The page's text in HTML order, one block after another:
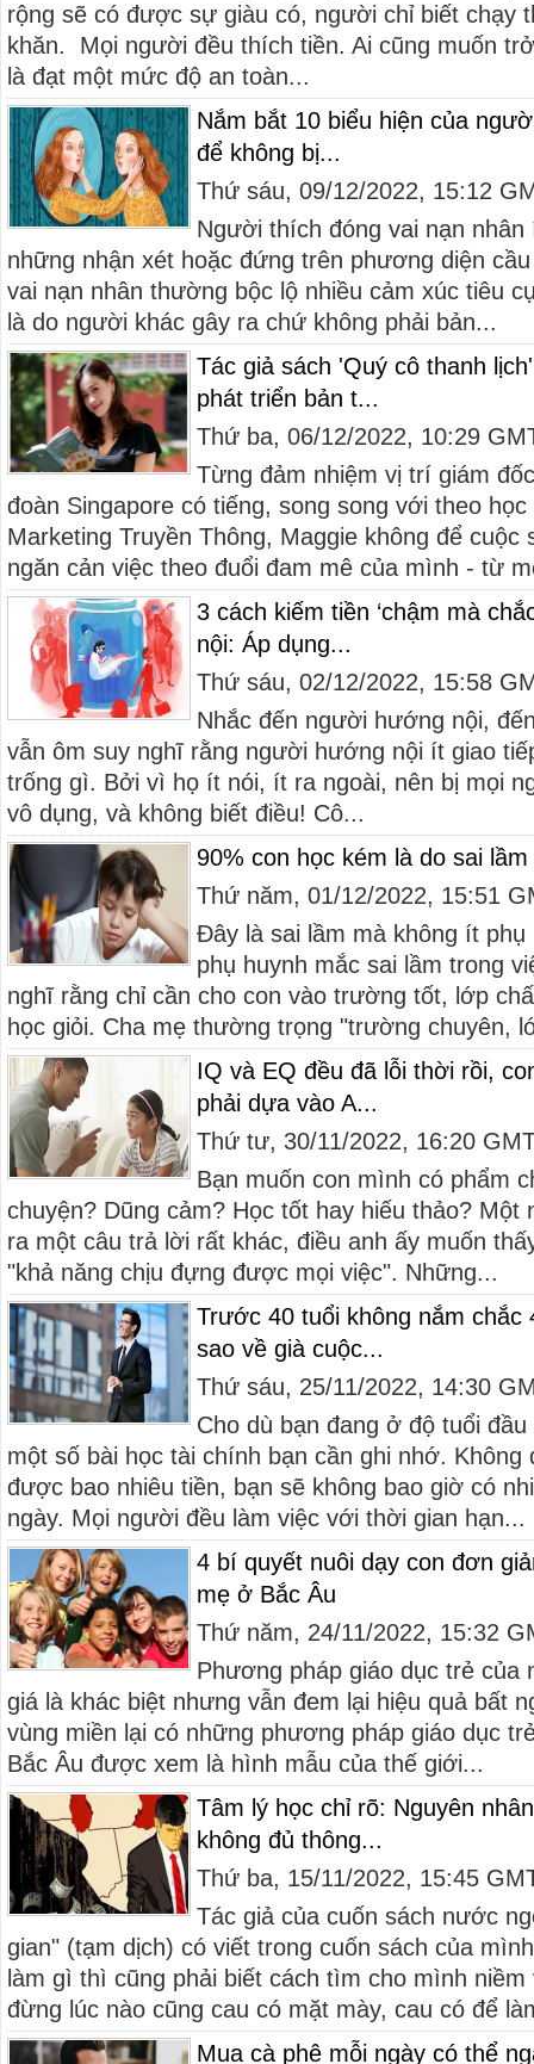
rộng sẽ có được sự giàu có, người chỉ biết chạy
khăn. Mọi người đều thích tiền. Ai cũng muốn
là đạt một mức độ an toàn...
Nắm bắt 10 biểu hiện của
để không bị...
Thứ sáu, 09/12/2022, 15:12
Người thích đóng vai nạn
những nhận xét hoặc đứng trên phương diện
vai nạn nhân thường bộc lộ nhiều cảm xúc tiêu
là do người khác gây ra chứ không phải bản...
Tác giả sách 'Quý cô thanh
phát triển bản t...
Thứ ba, 06/12/2022, 10:29
Từng đảm nhiệm vị trí giám
đoàn Singapore có tiếng, song song với theo
Marketing Truyền Thông, Maggie không để cuộc
ngăn cản việc theo đuổi đam mê của mình - từ
3 cách kiếm tiền ‘chậm mà
nội: Áp dụng...
Thứ sáu, 02/12/2022, 15:58
Nhắc đến người hướng nội,
vẫn ôm suy nghĩ rằng người hướng nội ít giao
trống gì. Bởi vì họ ít nói, ít ra ngoài, nên bị mọi
vô dụng, và không biết điều! Cô...
90% con học kém là do sai
Thứ năm, 01/12/2022, 15:51
Đây là sai lầm mà không ít phụ
phụ huynh mắc sai lầm trong
nghĩ rằng chỉ cần cho con vào trường tốt, lớp
học giỏi. Cha mẹ thường trọng "trường chuyên,
IQ và EQ đều đã lỗi thời rồi,
phải dựa vào A...
Thứ tư, 30/11/2022, 16:20
Bạn muốn con mình có phẩm
chuyện? Dũng cảm? Học tốt hay hiếu thảo?
ra một câu trả lời rất khác, điều anh ấy muốn
"khả năng chịu đựng được mọi việc". Những...
Trước 40 tuổi không nắm chắc
sao về già cuộc...
Thứ sáu, 25/11/2022, 14:30
Cho dù bạn đang ở độ tuổi
một số bài học tài chính bạn cần ghi nhớ. Không
được bao nhiêu tiền, bạn sẽ không bao giờ có
ngày. Mọi người đều làm việc với thời gian hạn...
4 bí quyết nuôi dạy con đơn
mẹ ở Bắc Âu
Thứ năm, 24/11/2022, 15:32
Phương pháp giáo dục trẻ của
giá là khác biệt nhưng vẫn đem lại hiệu quả bất
vùng miền lại có những phương pháp giáo dục
Bắc Âu được xem là hình mẫu của thế giới...
Tâm lý học chỉ rõ: Nguyên
không đủ thông...
Thứ ba, 15/11/2022, 15:45
Tác giả của cuốn sách nước
gian" (tạm dịch) có viết trong cuốn sách của
làm gì thì cũng phải biết cách tìm cho mình
đừng lúc nào cũng cau có mặt mày, cau có để
Mua cà phê mỗi ngày có thể